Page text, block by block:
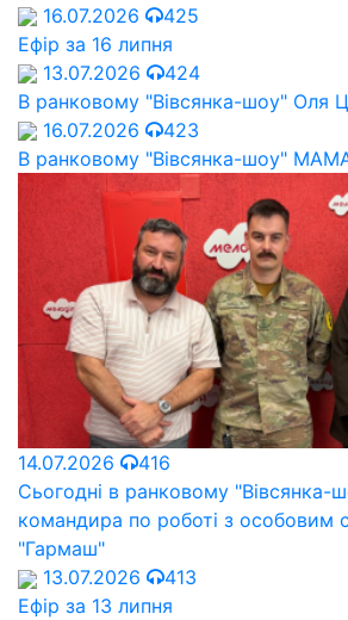
16.07.2026
425
Ефір за 16 липня
13.07.2026
424
В ранковому "Вівсянка-шоу" Оля
16.07.2026
423
В ранковому "Вівсянка-шоу"
14.07.2026
416
Сьогодні в ранковому "Вівсянка-
командира по роботі з особовим
"Гармаш"
13.07.2026
413
Ефір за 13 липня